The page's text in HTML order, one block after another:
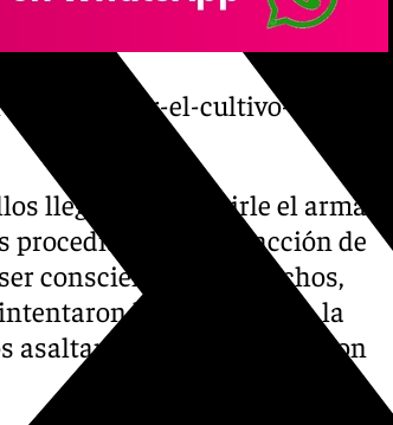
por-el-cultivo-de-619-
llegó a introducirle el arma
procedían a la sustracción de
consciente de los hechos,
llegar al lugar a la
asaltantes pudieron huir con